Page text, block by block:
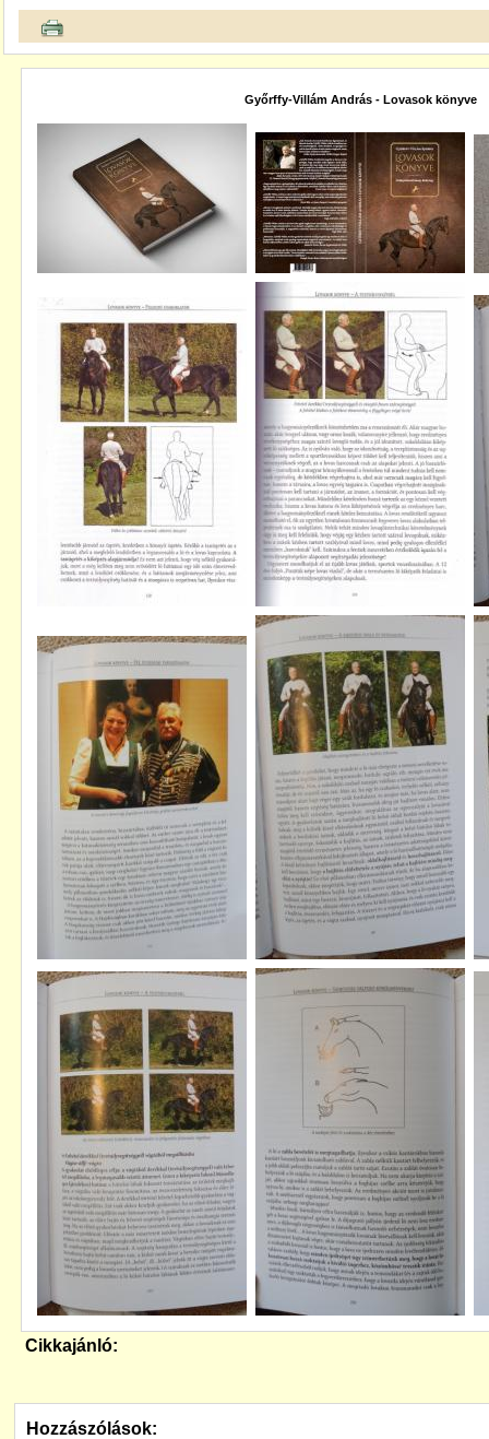
Győrffy-Villám András - Lovasok könyve
Cikkajánló:
Hozzászólások: